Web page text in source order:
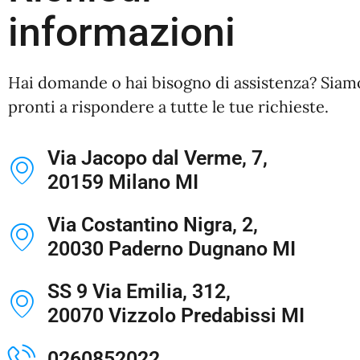
informazioni
Hai domande o hai bisogno di assistenza?
pronti a rispondere a tutte le tue richieste.
Via Jacopo dal Verme, 7,
20159 Milano MI
Via Costantino Nigra, 2,
20030 Paderno Dugnano MI
SS 9 Via Emilia, 312,
20070 Vizzolo Predabissi MI